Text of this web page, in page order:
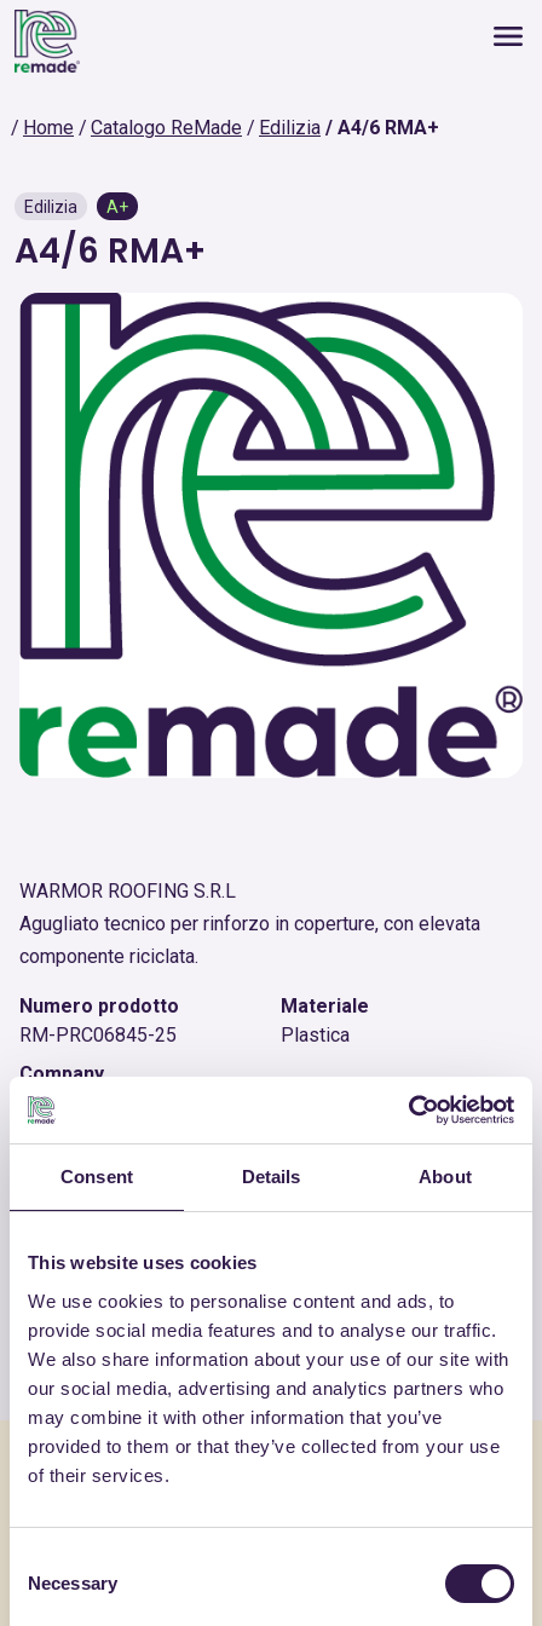
Consent Details About
This website uses cookies
We use cookies to personalise content and ads, to
provide social media features and to analyse our traffic.
We also share information about your use of our site with
our social media, advertising and analytics partners who
may combine it with other information that you’ve
provided to them or that they’ve collected from your use
of their services.
Selection
Necessary
Home Catalogo ReMade Edilizia A4/6 RMA+
Edilizia A+
A4/6 RMA+
WARMOR ROOFING S.R.L
Agugliato tecnico per rinforzo in coperture, con elevata
componente riciclata.
Numero prodotto
RM-PRC06845-25
Materiale
Plastica
Company
WARMOR ROOFING S.R.L
ALTRI PRODOTTI
Guarda la lista completa dei prodotti
Potrebbe interessarti anche